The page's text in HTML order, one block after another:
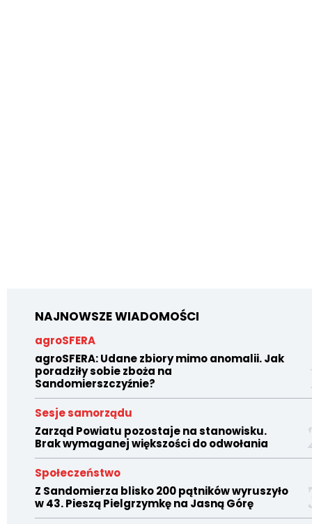
NAJNOWSZE WIADOMOŚCI
agroSFERA
agroSFERA: Udane zbiory mimo anomalii. Jak
poradziły sobie zboża na
Sandomierszczyźnie?
Sesje samorządu
Zarząd Powiatu pozostaje na stanowisku.
Brak wymaganej większości do odwołania
Społeczeństwo
Z Sandomierza blisko 200 pątników wyruszyło
w 43. Pieszą Pielgrzymkę na Jasną Górę